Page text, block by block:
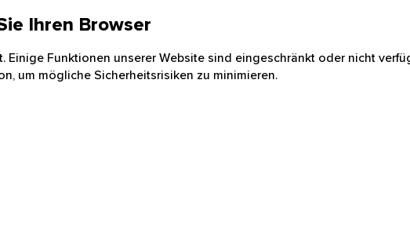
Ihren Browser
Einige Funktionen unserer Website sind eingeschränkt oder nicht
um mögliche Sicherheitsrisiken zu minimieren.